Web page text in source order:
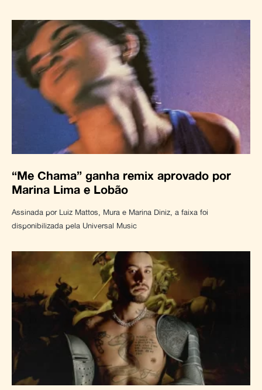
“Me Chama” ganha remix aprovado por
Marina Lima e Lobão
Assinada por Luiz Mattos, Mura e Marina Diniz, a faixa foi
disponibilizada pela Universal Music